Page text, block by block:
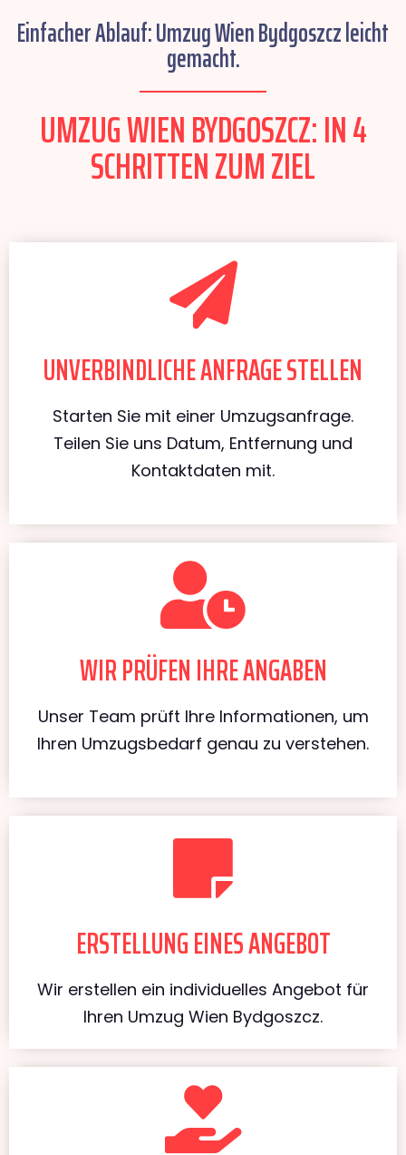
Einfacher Ablauf: Umzug Wien Bydgoszcz leicht
gemacht.
UMZUG WIEN BYDGOSZCZ: IN 4
SCHRITTEN ZUM ZIEL
UNVERBINDLICHE ANFRAGE STELLEN
Starten Sie mit einer Umzugsanfrage.
Teilen Sie uns Datum, Entfernung und
Kontaktdaten mit.
WIR PRÜFEN IHRE ANGABEN
Unser Team prüft Ihre Informationen, um
Ihren Umzugsbedarf genau zu verstehen.
ERSTELLUNG EINES ANGEBOT
Wir erstellen ein individuelles Angebot für
Ihren Umzug Wien Bydgoszcz.